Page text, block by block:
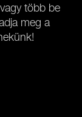
több be
meg a